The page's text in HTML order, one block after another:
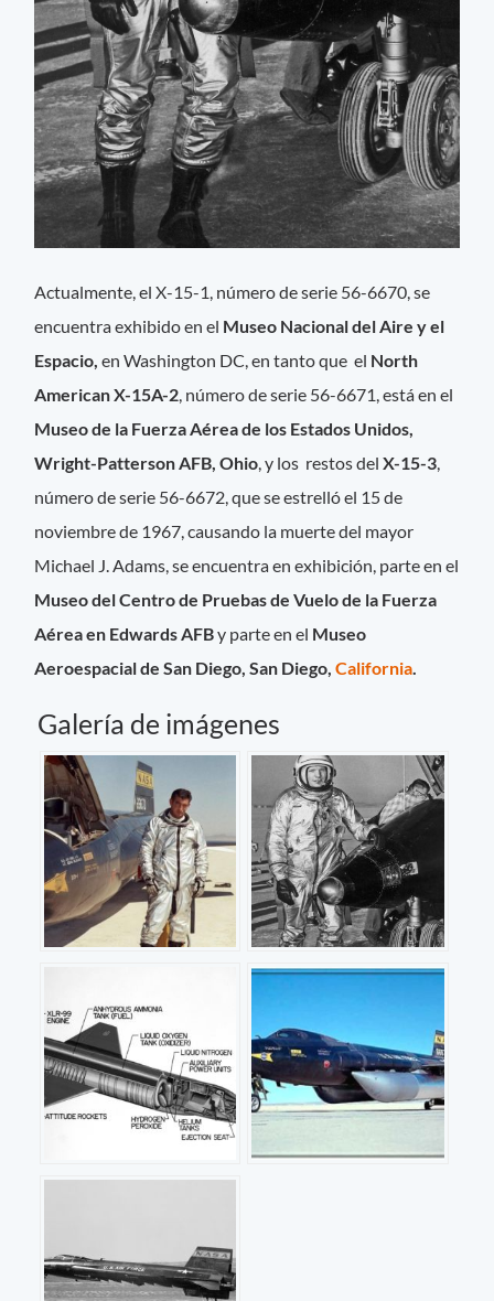
Actualmente, el X-15-1, número de serie 56-6670, se
encuentra exhibido en el Museo Nacional del Aire y el
Espacio, en Washington DC, en tanto que el North
American X-15A-2 , número de serie 56-6671, está en el
Museo de la Fuerza Aérea de los Estados Unidos,
Wright-Patterson AFB, Ohio , y los restos delX-15-3
número de serie 56-6672, que se estrelló el 15 de
noviembre de 1967, causando la muerte del mayor
Michael J. Adams, se encuentra en exhibición, parte en el
Museo del Centro de Pruebas de Vuelo de la Fuerza
Aérea en Edwards AFBy parte en el Museo
Aeroespacial de San Diego, San Diego,California
Galería de imágenes